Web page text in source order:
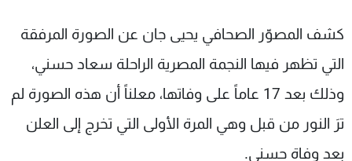
كشف المصوّر الصحافي يحيى جان عن الصورة المرفقة
التي تظهر فيها النجمة المصرية الراحلة سعاد حسني،
وذلك بعد 17 عاماً على وفاتها، معلناً أن هذه الصورة لم
ترَ النور من قبل وهي المرة الأولى التي تخرج إلى العلن
بعد وفاة حسني.